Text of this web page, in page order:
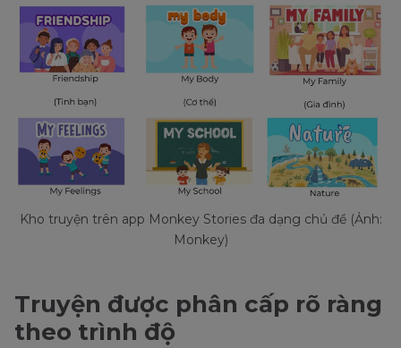
Kho truyện trên app Monkey Stories đa dạng chủ đề (Ảnh:
Monkey)
Truyện được phân cấp rõ ràng
theo trình độ